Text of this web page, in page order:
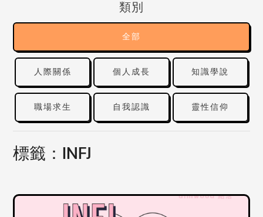
類別
全部
人際關係 個人成長 知識學說
職場求生 自我認識 靈性信仰
標籤：INFJ